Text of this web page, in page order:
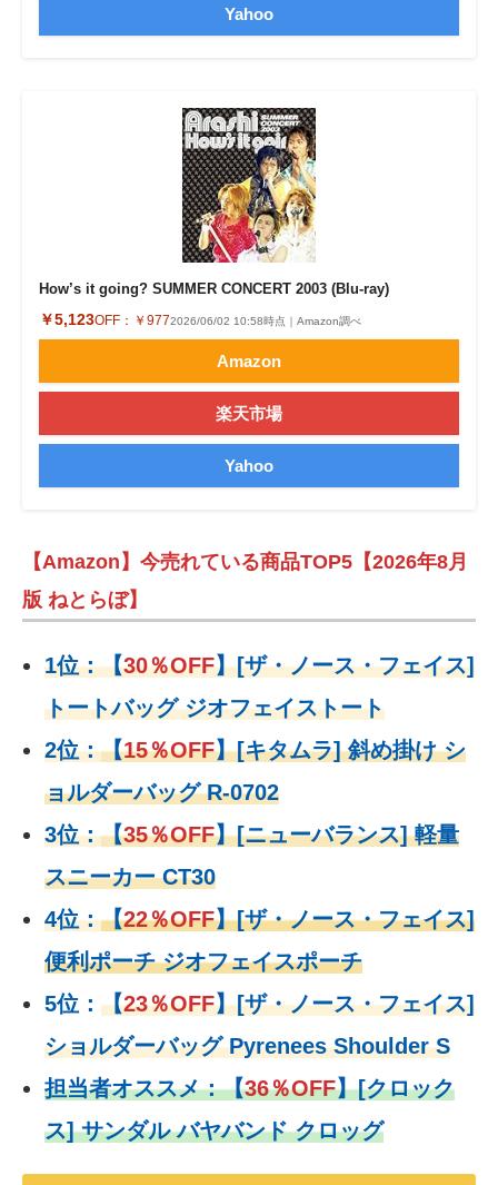
Yahoo
How’s it going? SUMMER CONCERT 2003 (Blu-ray)
￥5,123OFF： ￥9772026/06/02 10:58時点｜Amazon調べ
Amazon
楽天市場
Yahoo
【Amazon】今売れている商品TOP5【2026年8月
版 ねとらぼ】
1位：【30％OFF】[ザ・ノース・フェイス]
トートバッグ ジオフェイストート
2位：【15％OFF】[キタムラ] 斜め掛け シ
ョルダーバッグ R-0702
3位：【35％OFF】[ニューバランス] 軽量
スニーカー CT30
4位：【22％OFF】[ザ・ノース・フェイス]
便利ポーチ ジオフェイスポーチ
5位： 【23％OFF】[ザ・ノース・フェイス]
ショルダーバッグ Pyrenees Shoulder S
担当者オススメ：【36％OFF】[クロック
ス] サンダル バヤバンド クロッグ